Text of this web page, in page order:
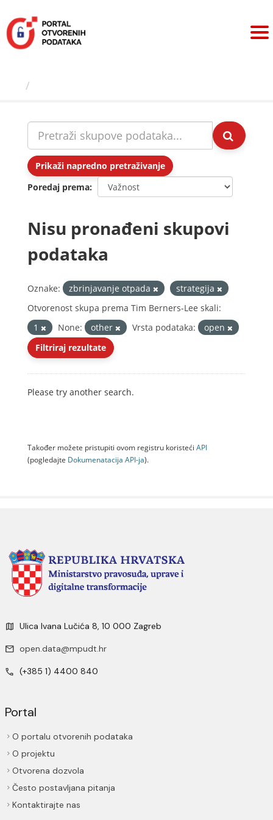
sadržaj
Prikaži napredno pretraživanje
Poredaj prema
Nisu pronađeni skupovi
podataka
Oznake: zbrinjavanje otpada
strategija
Otvorenost skupa prema Tim Berners-Lee skali:
1
None: other Vrsta podataka:
open
Filtriraj rezultate
Please try another search.
Također možete pristupiti ovom registru koristeći API
(pogledajte Dokumenаtаcijа API-jа).